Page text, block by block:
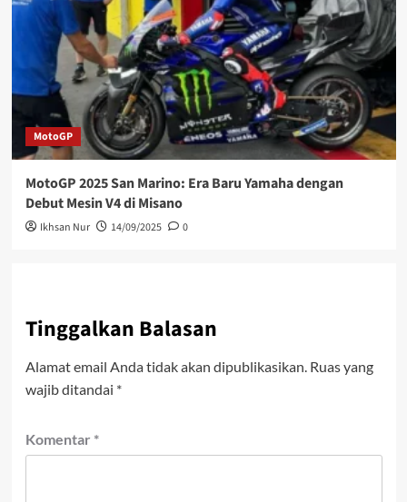
MotoGP
MotoGP 2025 San Marino: Era Baru Yamaha dengan
Debut Mesin V4 di Misano
Ikhsan Nur 14/09/2025 0
Tinggalkan Balasan
Alamat email Anda tidak akan dipublikasikan. Ruas yang
wajib ditandai *
Komentar *